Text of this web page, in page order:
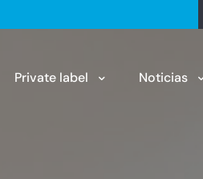
Private label Noticias